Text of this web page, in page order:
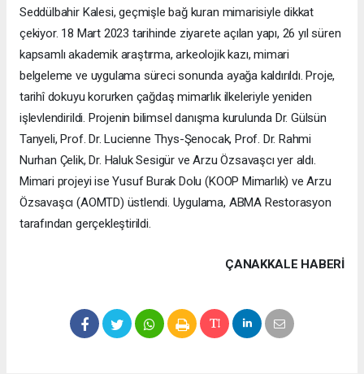
Seddülbahir Kalesi, geçmişle bağ kuran mimarisiyle dikkat
çekiyor. 18 Mart 2023 tarihinde ziyarete açılan yapı, 26 yıl süren
kapsamlı akademik araştırma, arkeolojik kazı, mimari
belgeleme ve uygulama süreci sonunda ayağa kaldırıldı. Proje,
tarihî dokuyu korurken çağdaş mimarlık ilkeleriyle yeniden
işlevlendirildi. Projenin bilimsel danışma kurulunda Dr. Gülsün
Tanyeli, Prof. Dr. Lucienne Thys-Şenocak, Prof. Dr. Rahmi
Nurhan Çelik, Dr. Haluk Sesigür ve Arzu Özsavaşcı yer aldı.
Mimari projeyi ise Yusuf Burak Dolu (KOOP Mimarlık) ve Arzu
Özsavaşcı (AOMTD) üstlendi. Uygulama, ABMA Restorasyon
tarafından gerçekleştirildi.
ÇANAKKALE HABERİ